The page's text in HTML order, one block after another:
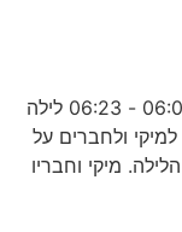
מועדון החברים של מיקי מאוס+ - פרק 28 06:00 - 06:23 לילה
ולחברים על
מיקי וחבריו